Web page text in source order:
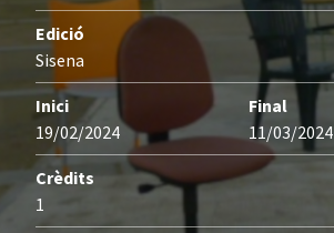
Edició
Sisena
Inici
19/02/2024
Final
11/03/2024
Crèdits
1